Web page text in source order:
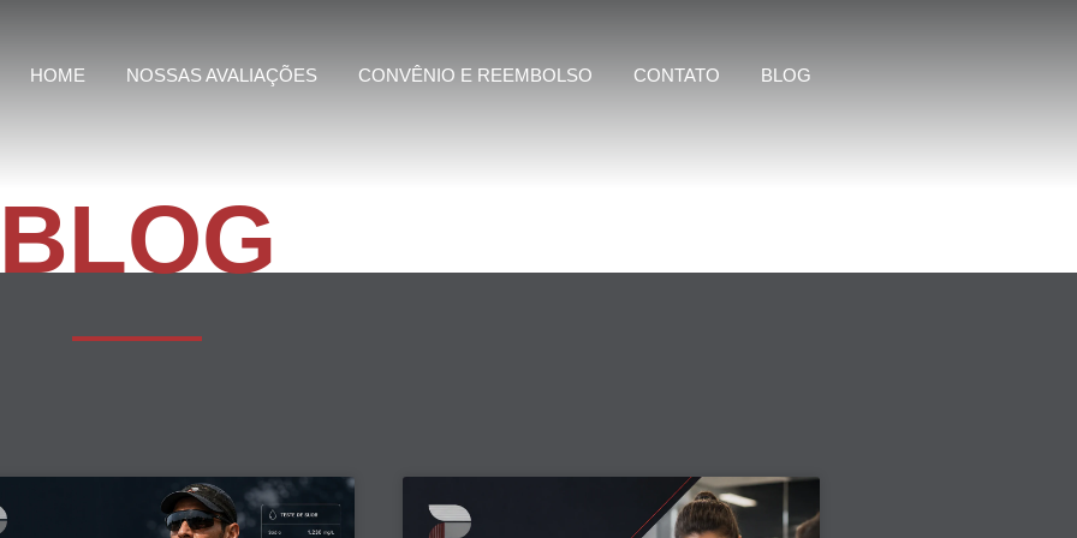
HOME NOSSAS AVALIAÇÕES CONVÊNIO E REEMBOLSO CONTATO BLOG
BLOG
Page Page